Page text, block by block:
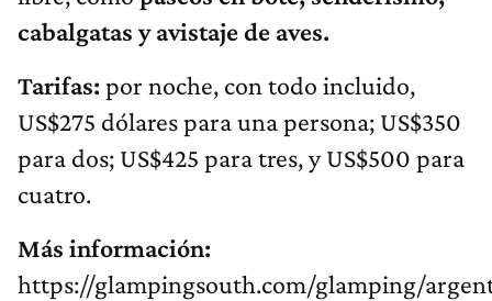
cabalgatas y avistaje de aves.
Tarifas: por noche, con todo incluido,
US$275 dólares para una persona; US$350
para dos; US$425 para tres, y US$500 para
cuatro.
Más información:
https://glampingsouth.com/glamping/